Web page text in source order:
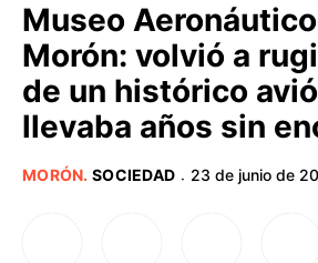
BUENOS AIRES
PROVINCIAS
Museo
Morón: volvió a
de un histórico
llevaba años sin
MORÓN. SOCIEDAD · 23 de junio de